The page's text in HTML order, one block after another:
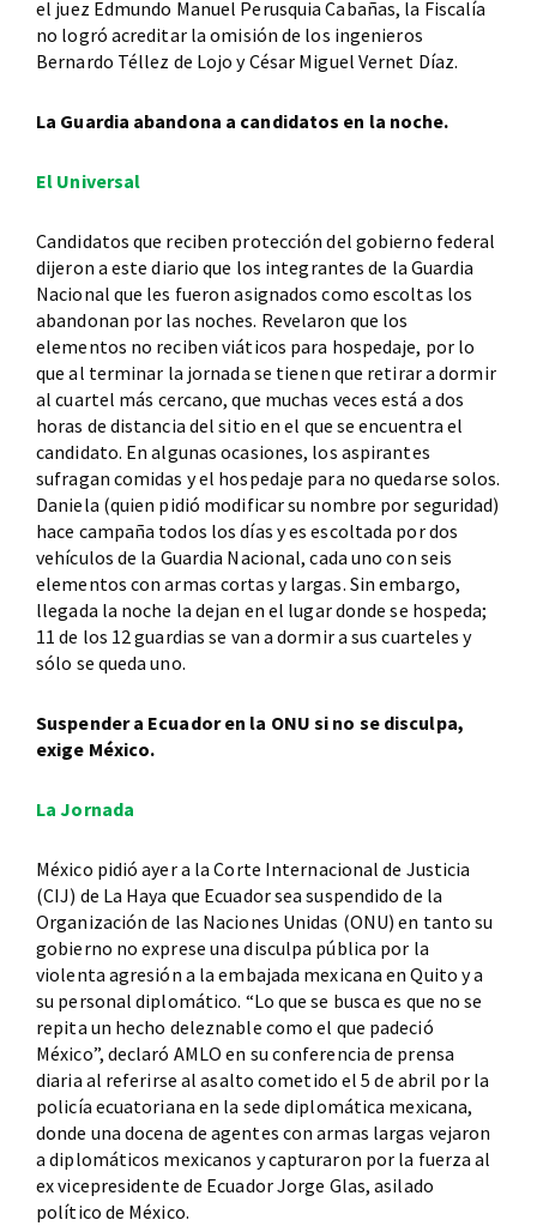
el juez Edmundo Manuel Perusquia Cabañas, la Fiscalía
no logró acreditar la omisión de los ingenieros
Bernardo Téllez de Lojo y César Miguel Vernet Díaz.
La Guardia abandona a candidatos en la noche.
El Universal
Candidatos que reciben protección del gobierno federal
dijeron a este diario que los integrantes de la Guardia
Nacional que les fueron asignados como escoltas los
abandonan por las noches. Revelaron que los
elementos no reciben viáticos para hospedaje, por lo
que al terminar la jornada se tienen que retirar a dormir
al cuartel más cercano, que muchas veces está a dos
horas de distancia del sitio en el que se encuentra el
candidato. En algunas ocasiones, los aspirantes
sufragan comidas y el hospedaje para no quedarse solos.
Daniela (quien pidió modificar su nombre por seguridad)
hace campaña todos los días y es escoltada por dos
vehículos de la Guardia Nacional, cada uno con seis
elementos con armas cortas y largas. Sin embargo,
llegada la noche la dejan en el lugar donde se hospeda;
11 de los 12 guardias se van a dormir a sus cuarteles y
sólo se queda uno.
Suspender a Ecuador en la ONU si no se disculpa,
exige México.
La Jornada
México pidió ayer a la Corte Internacional de Justicia
(CIJ) de La Haya que Ecuador sea suspendido de la
Organización de las Naciones Unidas (ONU) en tanto su
gobierno no exprese una disculpa pública por la
violenta agresión a la embajada mexicana en Quito y a
su personal diplomático. “Lo que se busca es que no se
repita un hecho deleznable como el que padeció
México”, declaró AMLO en su conferencia de prensa
diaria al referirse al asalto cometido el 5 de abril por la
policía ecuatoriana en la sede diplomática mexicana,
donde una docena de agentes con armas largas vejaron
a diplomáticos mexicanos y capturaron por la fuerza al
ex vicepresidente de Ecuador Jorge Glas, asilado
político de México.